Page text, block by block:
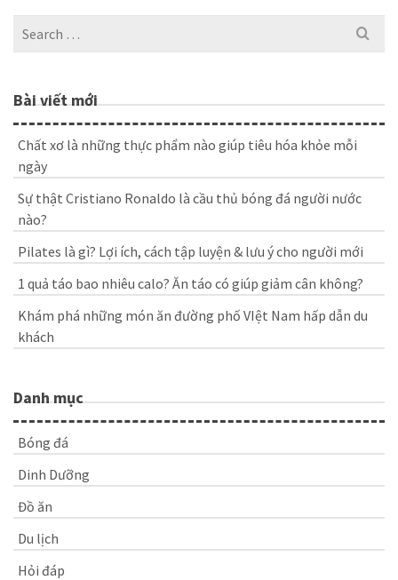
Search
Bài viết mới
Chất xơ là những thực phẩm nào giúp tiêu hóa khỏe mỗi
ngày
Sự thật Cristiano Ronaldo là cầu thủ bóng đá người nước
nào?
Pilates là gì? Lợi ích, cách tập luyện & lưu ý cho người mới
1 quả táo bao nhiêu calo? Ăn táo có giúp giảm cân không?
Khám phá những món ăn đường phố VIệt Nam hấp dẫn du
khách
Danh mục
Bóng đá
Dinh Dưỡng
Đồ ăn
Du lịch
Hỏi đáp